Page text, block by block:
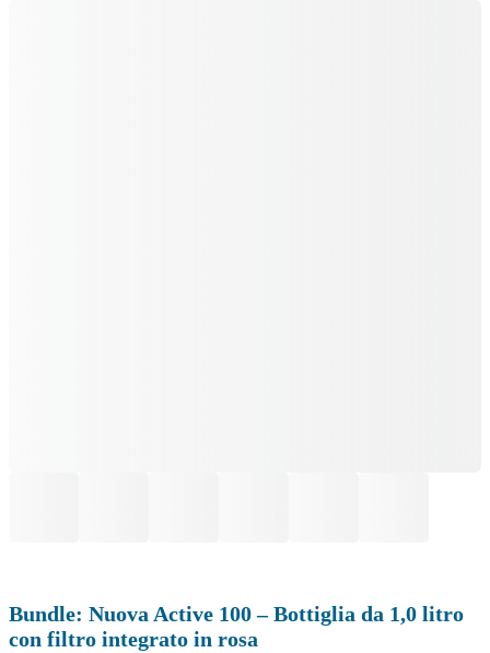
Bundle: Nuova Active 100 – Bottiglia da 1,0 litro
con filtro integrato in rosa